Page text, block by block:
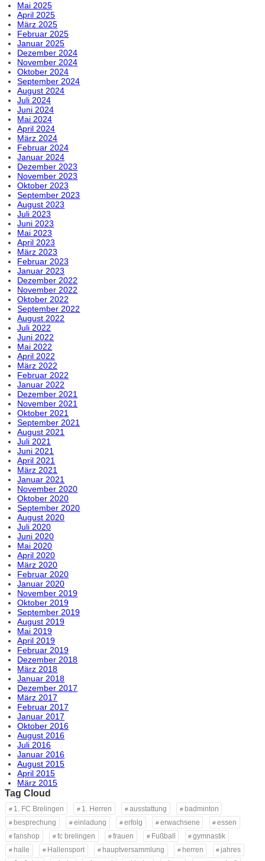
Mai 2025
April 2025
März 2025
Februar 2025
Januar 2025
Dezember 2024
November 2024
Oktober 2024
September 2024
August 2024
Juli 2024
Juni 2024
Mai 2024
April 2024
März 2024
Februar 2024
Januar 2024
Dezember 2023
November 2023
Oktober 2023
September 2023
August 2023
Juli 2023
Juni 2023
Mai 2023
April 2023
März 2023
Februar 2023
Januar 2023
Dezember 2022
November 2022
Oktober 2022
September 2022
August 2022
Juli 2022
Juni 2022
Mai 2022
April 2022
März 2022
Februar 2022
Januar 2022
Dezember 2021
November 2021
Oktober 2021
September 2021
August 2021
Juli 2021
Juni 2021
April 2021
März 2021
Januar 2021
November 2020
Oktober 2020
September 2020
August 2020
Juli 2020
Juni 2020
Mai 2020
April 2020
März 2020
Februar 2020
Januar 2020
November 2019
Oktober 2019
September 2019
August 2019
Mai 2019
April 2019
Februar 2019
Dezember 2018
März 2018
Januar 2018
Dezember 2017
März 2017
Februar 2017
Januar 2017
Oktober 2016
August 2016
Juli 2016
Januar 2016
August 2015
April 2015
März 2015
Tag Cloud
1. FC Brelingen 1. Herren ausstattung
badminton
besprechung
einladung erfolg erwachsene
essen
fanshop
fc brelingen frauen Fußball
gymnastik
halle
Hallensport hauptversammlung herren
jahres